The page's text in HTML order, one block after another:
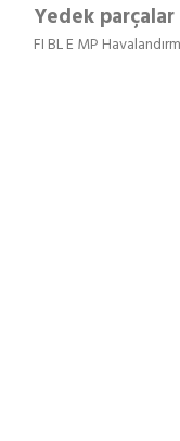
Yedek parçalar
FI BL E MP